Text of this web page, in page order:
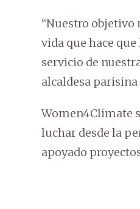
“Nuestro objetivo
vida que hace
servicio de
alcaldesa
Women4Climate
luchar desde la
apoyado